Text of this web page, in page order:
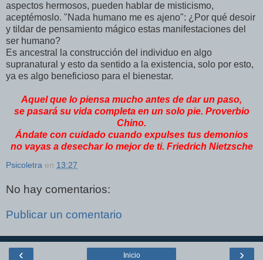
aspectos hermosos, pueden hablar de misticismo,
aceptémoslo. "Nada humano me es ajeno": ¿Por qué desoir
y tildar de pensamiento mágico estas manifestaciones del
ser humano?
Es ancestral la construcción del individuo en algo
supranatural y esto da sentido a la existencia, solo por esto,
ya es algo beneficioso para el bienestar.
Aquel que lo piensa mucho antes de dar un paso,
se pasará su vida completa en un solo pie. Proverbio
Chino.
Ándate con cuidado cuando expulses tus demonios
no vayas a desechar lo mejor de ti. Friedrich Nietzsche
Psicoletra en 13:27
No hay comentarios:
Publicar un comentario
‹ ›
Inicio